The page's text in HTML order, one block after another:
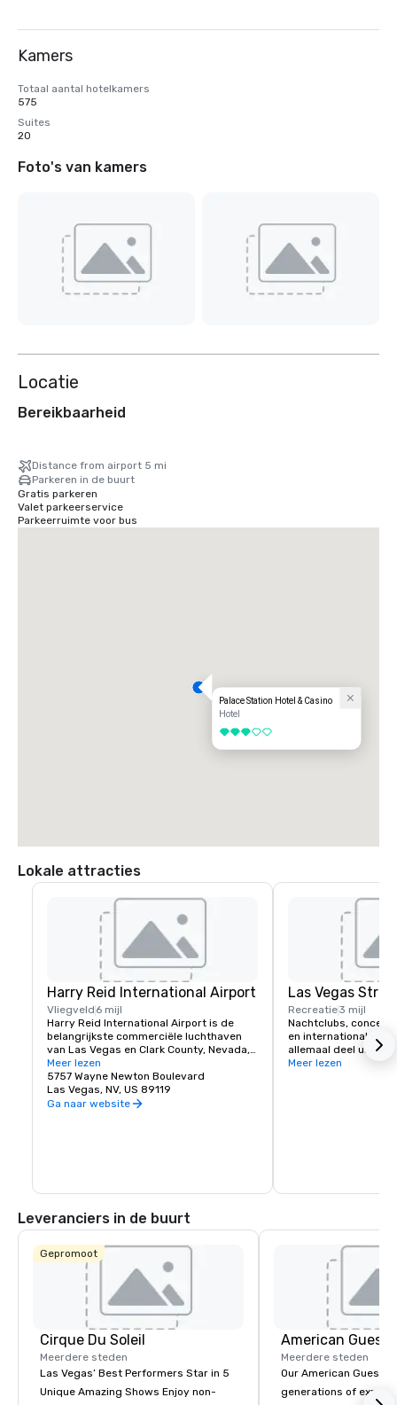
Kamers
Totaal aantal hotelkamers
575
Suites
20
Foto's van kamers
Locatie
Bereikbaarheid
Distance from airport 5 mi
Parkeren in de buurt
Gratis parkeren
Valet parkeerservice
Parkeerruimte voor bus
Palace Station Hotel & Casino
Hotel
3 van 5
Lokale attracties
Harry Reid International Airport
Vliegveld 6 mijl
Harry Reid International Airport is de
belangrijkste commerciële luchthaven
van Las Vegas en Clark County, Nevada,
Verenigde Staten. De luchthaven ligt
acht kilometer ten zuiden van het
centrum van Las Vegas, in de wijk
Paradise zonder rechtspersoonlijkheid in
Meer lezen
5757 Wayne Newton Boulevard
Las Vegas, NV, US 89119
Ga naar website
Las Vegas Strip
Recreatie3 mijl
Nachtclubs,
en internationale
allemaal deel uit van
entertainmentscene
Meer lezen
Leveranciers in de buurt
Gepromoot
Cirque Du Soleil
Meerdere steden
Las Vegas’ Best Performers Star in 5
Unique Amazing Shows Enjoy non-
American Guest
Meerdere steden
Our American Guest
generations of